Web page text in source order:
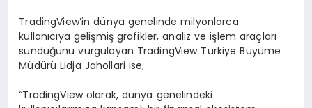
TradingView’in dünya genelinde milyonlarca
kullanıcıya gelişmiş grafikler, analiz ve işlem araçları
sunduğunu vurgulayan TradingView Türkiye Büyüme
Müdürü Lidja Jahollari ise;
“TradingView olarak, dünya genelindeki